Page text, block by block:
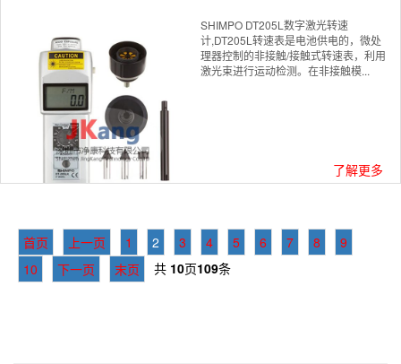
SHIMPO DT205L数字激光转速
计,DT205L转速表是电池供电的，微处
理器控制的非接触/接触式转速表，利用
激光束进行运动检测。在非接触模...
了解更多
首页 上一页 1 2 3 4 5 6 7 8
9
10
下一页 末页 共 10页109条